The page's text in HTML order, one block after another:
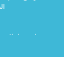
استدعاء